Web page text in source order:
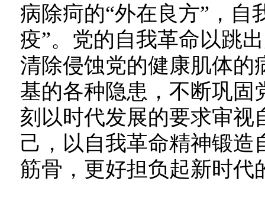
病除疴的“外在良方”，自
疫”。党的自我革命以跳
清除侵蚀党的健康肌体的
基的各种隐患，不断巩固
刻以时代发展的要求审视
己，以自我革命精神锻
筋骨，更好担负起新时代